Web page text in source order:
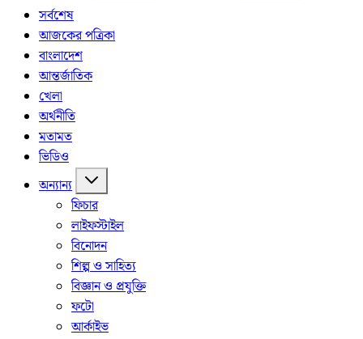
সর্বশেষ
আজকের পত্রিকা
বাংলাদেশ
আন্তর্জাতিক
খেলা
অর্থনীতি
মতামত
ভিডিও
অন্যান্য
ফিচার
লাইফস্টাইল
বিনোদন
শিল্প ও সাহিত্য
বিজ্ঞান ও প্রযুক্তি
ফটো
আর্কাইভ